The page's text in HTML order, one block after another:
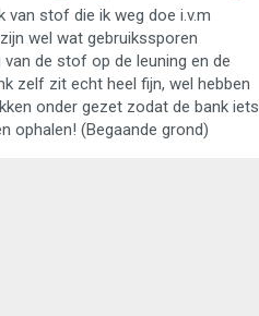
van stof die ik weg doe i.v.m
wel wat gebruikssporen
van de stof op de leuning en de
zelf zit echt heel fijn, wel hebben
onder gezet zodat de bank iets
ophalen! (Begaande grond)